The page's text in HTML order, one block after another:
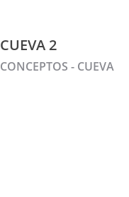
CUEVA 2
CONCEPTOS - CUEVA